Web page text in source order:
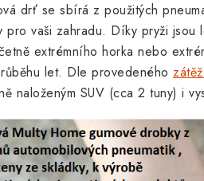
drť se sbírá z použitých
pro vaši zahradu. Díky pryži jsou
extrémního horka nebo
let. Dle provedeného
naloženým SUV (cca 2 tuny) i